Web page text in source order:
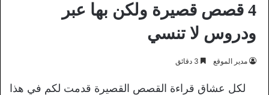
4 قصص قصيرة ولكن بها عبر
ودروس لا تنسي
مدير الموقع
لكل عشاق قراءة القصص القصيرة قدمت لكم في هذا